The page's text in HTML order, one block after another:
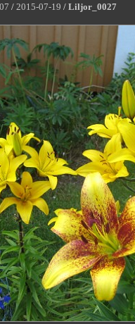
07 / 2015-07-19 / Liljor_0027